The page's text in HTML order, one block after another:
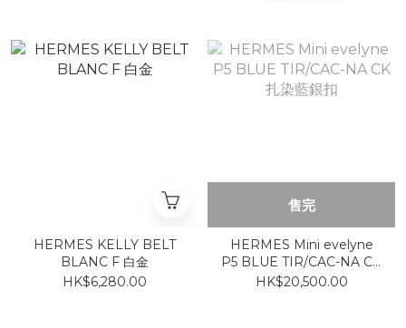
HERMES KELLY BELT
BLANC F 白金
HK$6,280.00
售完
HERMES Mini evelyne
P5 BLUE TIR/CAC-NA CK
扎染藍銀扣
HK$20,500.00